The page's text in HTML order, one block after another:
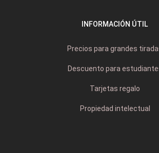
INFORMACIÓN ÚTIL
Precios para grandes
Descuento para
Tarjetas regalo
Propiedad intelectual